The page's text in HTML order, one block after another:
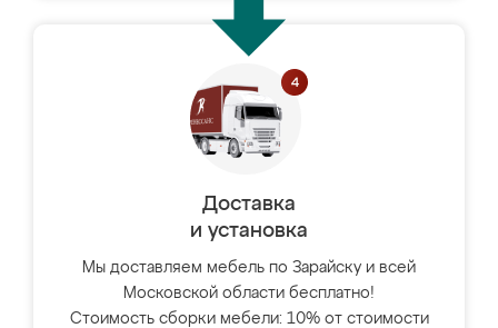
Доставка
и установка
Мы доставляем мебель по Зарайску и всей
Московской области бесплатно!
Стоимость сборки мебели: 10% от стоимости